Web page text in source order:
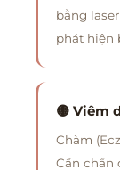
bằng
phát hiện
🟡 Viêm
Chàm
Cần chẩn